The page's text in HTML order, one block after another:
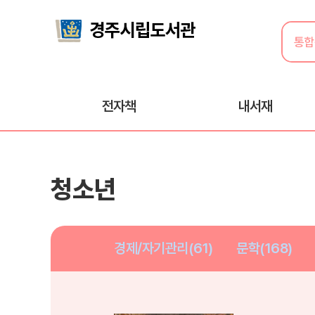
전자책 내서재
청소년
경제/자기관리(61) 문학(168)